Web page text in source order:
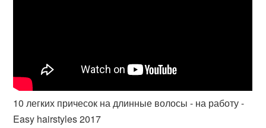
10 легких причесок на длинные волосы - на работу -
Easy hairstyles 2017